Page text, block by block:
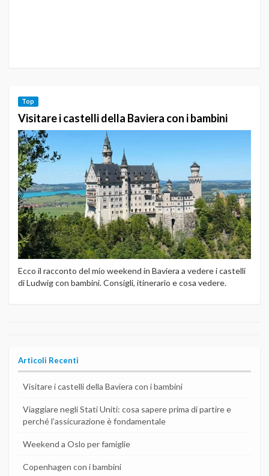
Top
Visitare i castelli della Baviera con i bambini
Ecco il racconto del mio weekend in Baviera a vedere i castelli
di Ludwig con bambini. Consigli, itinerario e cosa vedere.
Articoli Recenti
Visitare i castelli della Baviera con i bambini
Viaggiare negli Stati Uniti: cosa sapere prima di partire e
perché l’assicurazione è fondamentale
Weekend a Oslo per famiglie
Copenhagen con i bambini